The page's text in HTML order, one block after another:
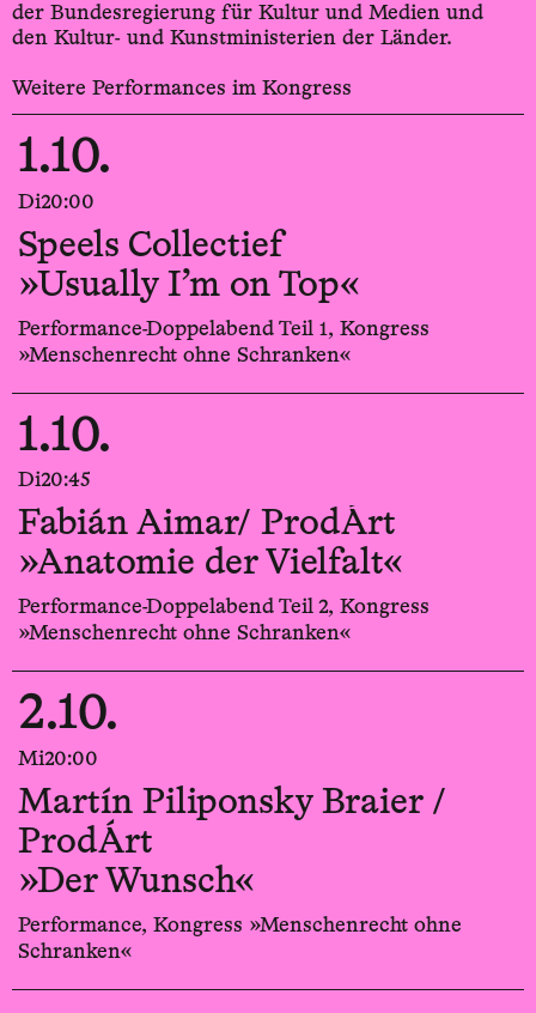
der Bundesregierung für Kultur und Medien und
den Kultur- und Kunstministerien der Länder.
Weitere Performances im Kongress
1.10.
Di20:00
Speels Collectief
»Usually I’m on Top«
Performance-Doppelabend Teil 1, Kongress
»Menschenrecht ohne Schranken«
1.10.
Di20:45
Fabián Aimar/ ProdÁrt
»Anatomie der Vielfalt«
Performance-Doppelabend Teil 2, Kongress
»Menschenrecht ohne Schranken«
2.10.
Mi20:00
Martín Piliponsky Braier /
ProdÁrt
»Der Wunsch«
Performance, Kongress »Menschenrecht ohne
Schranken«